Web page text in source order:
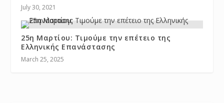
July 30, 2021
25η Μαρτίου: Τιμούμε την επέτειο της
Ελληνικής Επανάστασης
March 25, 2025